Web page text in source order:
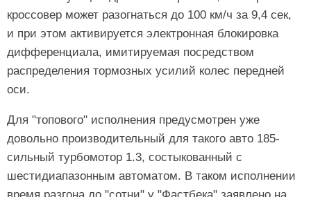
кроссовер может разогнаться до 100 км/ч за 9,4 сек,
и при этом активируется электронная блокировка
дифференциала, имитируемая посредством
распределения тормозных усилий колес передней
оси.
Для "топового" исполнения предусмотрен уже
довольно производительный для такого авто 185-
сильный турбомотор 1.3, состыкованный с
шестидиапазонным автоматом. В таком исполнении